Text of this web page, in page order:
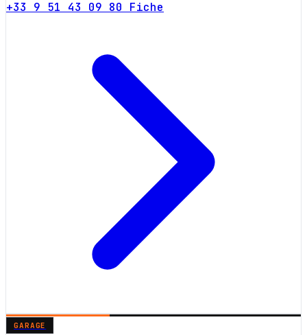
+33 9 51 43 09 80 Fiche
GARAGE